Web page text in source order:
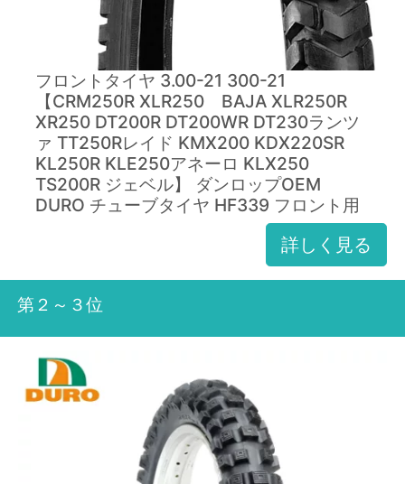
フロントタイヤ 3.00-21 300-21
【CRM250R XLR250 BAJA XLR250R
XR250 DT200R DT200WR DT230ランツ
ァ TT250Rレイド KMX200 KDX220SR
KL250R KLE250アネーロ KLX250
TS200R ジェベル】 ダンロップOEM
DURO チューブタイヤ HF339 フロント用
詳しく見る
第２～３位